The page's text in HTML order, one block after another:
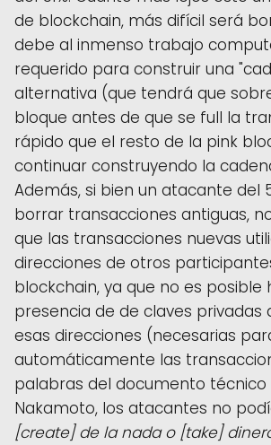
de blockchain, más difícil será
debe al inmenso trabajo
requerido para construir una
alternativa (que tendrá que
bloque antes de que se full la
rápido que el resto de la pink
continuar construyendo la
Además, si bien un atacante del
borrar transacciones antiguas,
que las transacciones nuevas
direcciones de otros
blockchain, ya que no es posible
presencia de de claves privadas
esas direcciones (necesarias
automáticamente las
palabras del documento técnico
Nakamoto, los atacantes no
[create] de la nada o [take]